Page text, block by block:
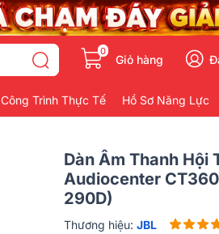
0
Giỏ hàng
Công Trình Thực Tế Hồ Sơ Năng Lực
Dàn Âm Thanh Hội
Audiocenter
290D)
Thương hiệu: JBL